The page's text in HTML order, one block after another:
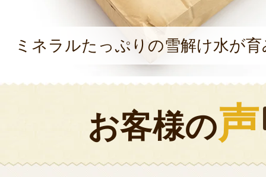
ミネラルたっぷりの雪解け水が
お客様の声